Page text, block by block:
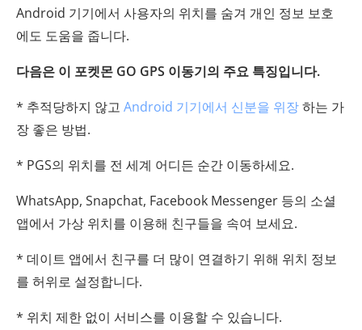
Android 기기에서 사용자의 위치를 ​​숨겨 개인 정보 보호
에도 도움을 줍니다.
다음은 이 포켓몬 GO GPS 이동기의 주요 특징입니다.
* 추적당하지 않고 Android 기기에서 신분을 위장하는 가
장 좋은 방법.
* PGS의 위치를 ​​전 세계 어디든 순간 이동하세요.
WhatsApp, Snapchat, Facebook Messenger 등의 소셜
앱에서 가상 위치를 이용해 친구들을 속여 보세요.
* 데이트 앱에서 친구를 더 많이 연결하기 위해 위치 정보
를 허위로 설정합니다.
* 위치 제한 없이 서비스를 이용할 수 있습니다.